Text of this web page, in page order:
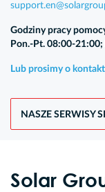
Godziny pracy
Pon.-Pt. 08:00-
Lub prosimy o
NASZE SERWISY
Solar